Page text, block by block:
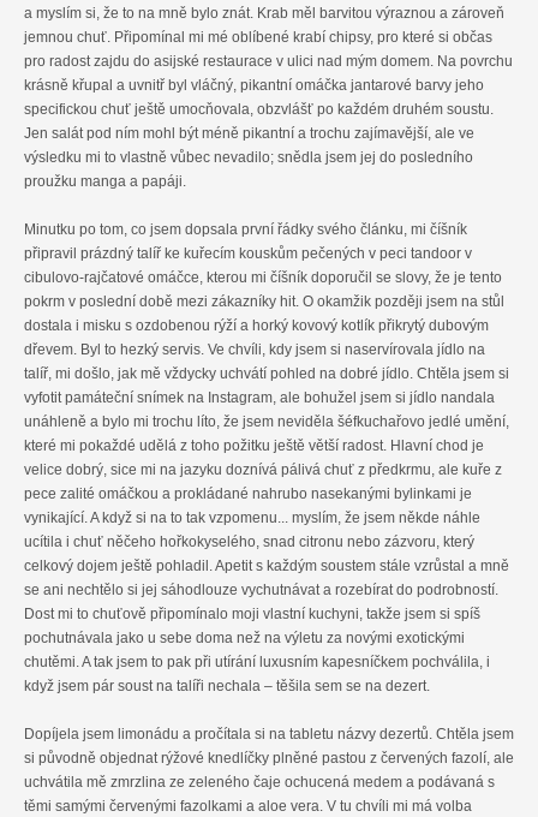
a myslím si, že to na mně bylo znát. Krab měl barvitou výraznou a zároveň
jemnou chuť. Připomínal mi mé oblíbené krabí chipsy, pro které si občas
pro radost zajdu do asijské restaurace v ulici nad mým domem. Na povrchu
krásně křupal a uvnitř byl vláčný, pikantní omáčka jantarové barvy jeho
specifickou chuť ještě umocňovala, obzvlášť po každém druhém soustu.
Jen salát pod ním mohl být méně pikantní a trochu zajímavější, ale ve
výsledku mi to vlastně vůbec nevadilo; snědla jsem jej do posledního
proužku manga a papáji.
Minutku po tom, co jsem dopsala první řádky svého článku, mi číšník
připravil prázdný talíř ke kuřecím kouskům pečených v peci tandoor v
cibulovo-rajčatové omáčce, kterou mi číšník doporučil se slovy, že je tento
pokrm v poslední době mezi zákazníky hit. O okamžik později jsem na stůl
dostala i misku s ozdobenou rýží a horký kovový kotlík přikrytý dubovým
dřevem. Byl to hezký servis. Ve chvíli, kdy jsem si naservírovala jídlo na
talíř, mi došlo, jak mě vždycky uchvátí pohled na dobré jídlo. Chtěla jsem si
vyfotit památeční snímek na Instagram, ale bohužel jsem si jídlo nandala
unáhleně a bylo mi trochu líto, že jsem neviděla šéfkuchařovo jedlé umění,
které mi pokaždé udělá z toho požitku ještě větší radost. Hlavní chod je
velice dobrý, sice mi na jazyku doznívá pálivá chuť z předkrmu, ale kuře z
pece zalité omáčkou a prokládané nahrubo nasekanými bylinkami je
vynikající. A když si na to tak vzpomenu... myslím, že jsem někde náhle
ucítila i chuť něčeho hořkokyselého, snad citronu nebo zázvoru, který
celkový dojem ještě pohladil. Apetit s každým soustem stále vzrůstal a mně
se ani nechtělo si jej sáhodlouze vychutnávat a rozebírat do podrobností.
Dost mi to chuťově připomínalo moji vlastní kuchyni, takže jsem si spíš
pochutnávala jako u sebe doma než na výletu za novými exotickými
chutěmi. A tak jsem to pak při utírání luxusním kapesníčkem pochválila, i
když jsem pár soust na talíři nechala – těšila sem se na dezert.
Dopíjela jsem limonádu a pročítala si na tabletu názvy dezertů. Chtěla jsem
si původně objednat rýžové knedlíčky plněné pastou z červených fazolí, ale
uchvátila mě zmrzlina ze zeleného čaje ochucená medem a podávaná s
těmi samými červenými fazolkami a aloe vera. V tu chvíli mi má volba